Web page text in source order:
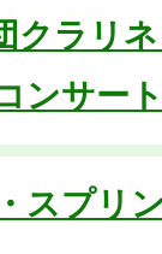
クラリ
ンサー
スプリ